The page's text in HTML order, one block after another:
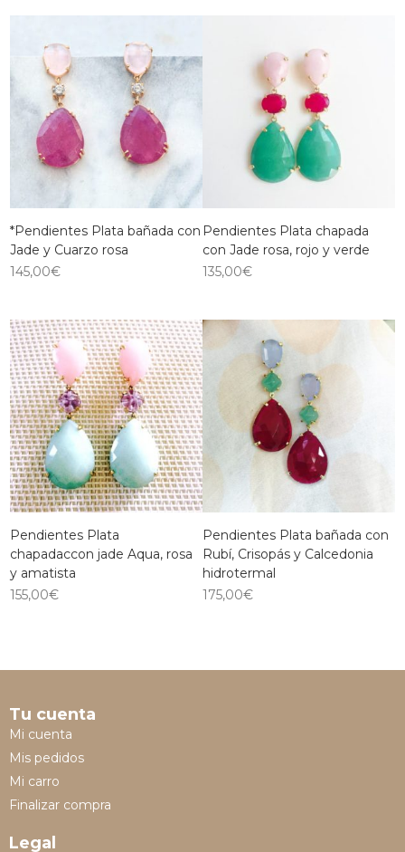
*Pendientes Plata bañada con
Jade y Cuarzo rosa
145,00€
Pendientes Plata chapada
con Jade rosa, rojo y verde
135,00€
Pendientes Plata
chapadaccon jade Aqua, rosa
y amatista
155,00€
Pendientes Plata bañada con
Rubí, Crisopás y Calcedonia
hidrotermal
175,00€
Tu cuenta
Mi cuenta
Mis pedidos
Mi carro
Finalizar compra
Legal